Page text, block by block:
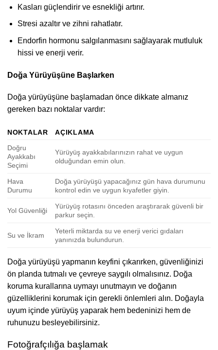
Kasları güçlendirir ve esnekliği artırır.
Stresi azaltır ve zihni rahatlatır.
Endorfin hormonu salgılanmasını sağlayarak mutluluk
hissi ve enerji verir.
Doğa Yürüyüşüne Başlarken
Doğa yürüyüşüne başlamadan önce dikkate almanız
gereken bazı noktalar vardır:
NOKTALAR
AÇIKLAMA
Doğru
Ayakkabı
Seçimi
Yürüyüş ayakkabılarınızın rahat ve uygun
olduğundan emin olun.
Hava
Durumu
Doğa yürüyüşü yapacağınız gün hava durumunu
kontrol edin ve uygun kıyafetler giyin.
Yol Güvenliği
Yürüyüş rotasını önceden araştırarak güvenli bir
parkur seçin.
Su ve İkram
Yeterli miktarda su ve enerji verici gıdaları
yanınızda bulundurun.
Doğa yürüyüşü yapmanın keyfini çıkarırken, güvenliğinizi
ön planda tutmalı ve çevreye saygılı olmalısınız. Doğa
koruma kurallarına uymayı unutmayın ve doğanın
güzelliklerini korumak için gerekli önlemleri alın. Doğayla
uyum içinde yürüyüş yaparak hem bedeninizi hem de
ruhunuzu besleyebilirsiniz.
Fotoğrafçılığa başlamak